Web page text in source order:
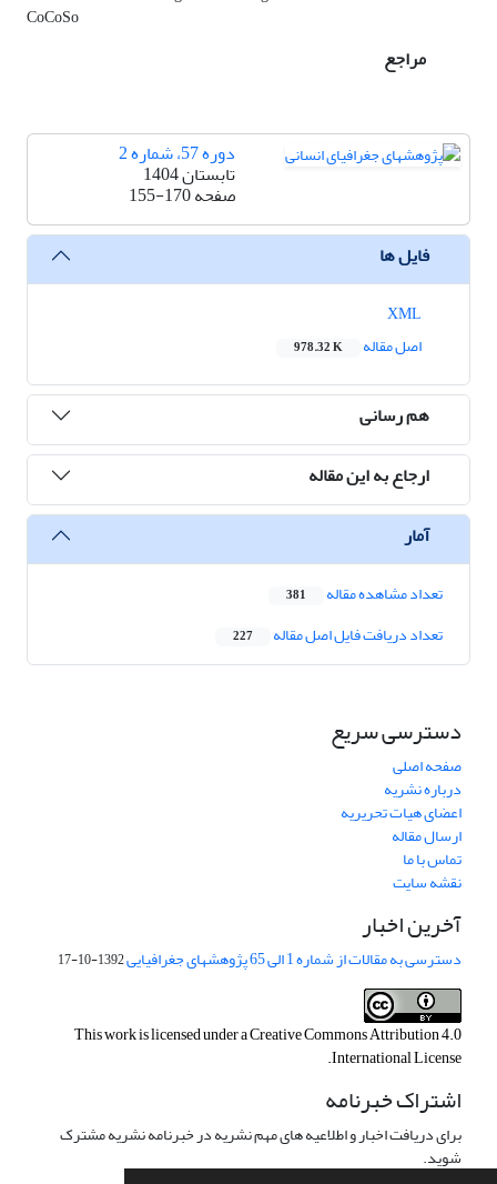
CoCoSo
مراجع
دوره 57، شماره 2
تابستان 1404
صفحه155-170
فایل ها
اصل مقاله
978.32 K
هم رسانی
ارجاع به این مقاله
آمار
تعداد مشاهده مقاله 381
تعداد دریافت فایل اصل مقاله 227
دسترسی سریع
صفحه اصلی
درباره نشریه
اعضای هیات تحریریه
ارسال مقاله
تماس با ما
نقشه سایت
آخرین اخبار
دسترسی به مقالات از شماره 1 الی 65 پژوهشهای جغرافیایی 1392-10-17
This work is licensed under aCreative Commons Attribution 4.0
International License
.
اشتراک خبرنامه
برای دریافت اخبار و اطلاعیه های مهم نشریه در خبرنامه نشریه مشترک
شوید.